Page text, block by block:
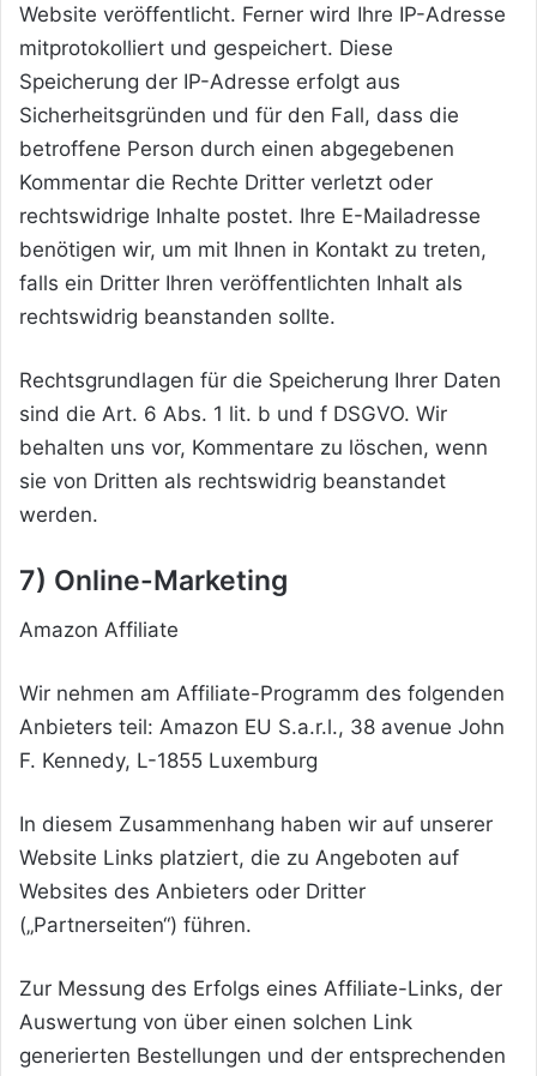
Website veröffentlicht. Ferner wird Ihre IP-Adresse
mitprotokolliert und gespeichert. Diese
Speicherung der IP-Adresse erfolgt aus
Sicherheitsgründen und für den Fall, dass die
betroffene Person durch einen abgegebenen
Kommentar die Rechte Dritter verletzt oder
rechtswidrige Inhalte postet. Ihre E-Mailadresse
benötigen wir, um mit Ihnen in Kontakt zu treten,
falls ein Dritter Ihren veröffentlichten Inhalt als
rechtswidrig beanstanden sollte.
Rechtsgrundlagen für die Speicherung Ihrer Daten
sind die Art. 6 Abs. 1 lit. b und f DSGVO. Wir
behalten uns vor, Kommentare zu löschen, wenn
sie von Dritten als rechtswidrig beanstandet
werden.
7) Online-Marketing
Amazon Affiliate
Wir nehmen am Affiliate-Programm des folgenden
Anbieters teil: Amazon EU S.a.r.l., 38 avenue John
F. Kennedy, L-1855 Luxemburg
In diesem Zusammenhang haben wir auf unserer
Website Links platziert, die zu Angeboten auf
Websites des Anbieters oder Dritter
(„Partnerseiten“) führen.
Zur Messung des Erfolgs eines Affiliate-Links, der
Auswertung von über einen solchen Link
generierten Bestellungen und der entsprechenden